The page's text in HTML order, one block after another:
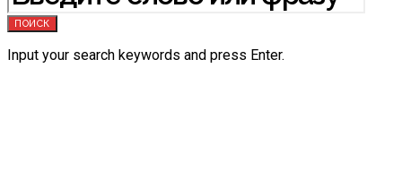
ПОИСК
Input your search keywords and press Enter.